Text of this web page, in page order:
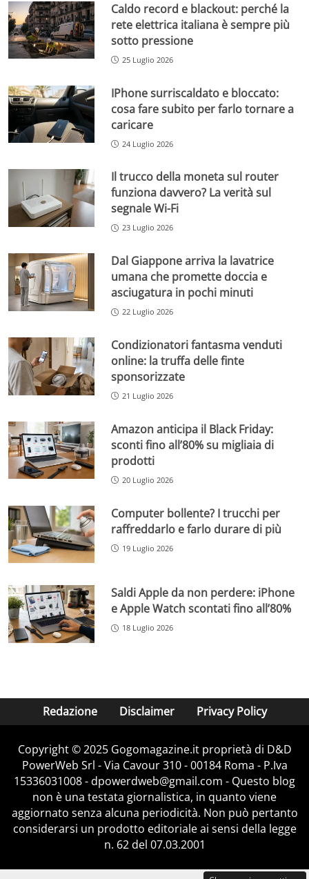
Caldo record e blackout: perché la
rete elettrica italiana è sempre più
sotto pressione
25 Luglio 2026
IPhone surriscaldato e bloccato:
cosa fare subito per farlo tornare a
caricare
24 Luglio 2026
Il trucco della moneta sul router
funziona davvero? La verità sul
segnale Wi-Fi
23 Luglio 2026
Dal Giappone arriva la lavatrice
umana che promette doccia e
asciugatura in pochi minuti
22 Luglio 2026
Condizionatori fantasma venduti
online: la truffa delle finte
sponsorizzate
21 Luglio 2026
Amazon anticipa il Black Friday:
sconti fino all’80% su migliaia di
prodotti
20 Luglio 2026
Computer bollente? I trucchi per
raffreddarlo e farlo durare di più
19 Luglio 2026
Saldi Apple da non perdere: iPhone
e Apple Watch scontati fino all’80%
18 Luglio 2026
Redazione Disclaimer Privacy Policy
Copyright © 2025 Gogomagazine.it proprietà di D&D
PowerWeb Srl - Via Cavour 310 - 00184 Roma - P.Iva
15336031008 - dpowerdweb@gmail.com - Questo blog
non è una testata giornalistica, in quanto viene
aggiornato senza alcuna periodicità. Non può pertanto
considerarsi un prodotto editoriale ai sensi della legge
n. 62 del 07.03.2001